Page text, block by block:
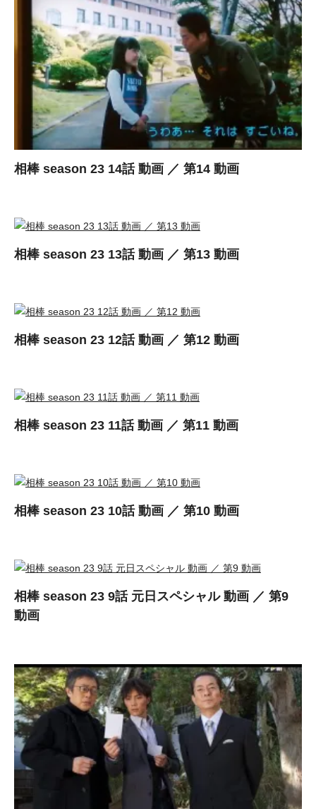
相棒 season 23 14話 動画 ／ 第14 動画
相棒 season 23 13話 動画 ／ 第13 動画
相棒 season 23 12話 動画 ／ 第12 動画
相棒 season 23 11話 動画 ／ 第11 動画
相棒 season 23 10話 動画 ／ 第10 動画
相棒 season 23 9話 元日スペシャル 動画 ／ 第9
動画